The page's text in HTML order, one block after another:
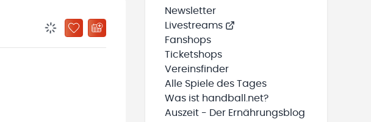
BENACHRICHTIGUNGSSTATUS WIRD GELADEN
ZU „MEINE TEAMS“ HINZUFÜGEN
Newsletter
Livestreams
Fanshops
Ticketshops
Vereinsfinder
Alle Spiele des Tages
Was ist handball.net?
Auszeit - Der Ernährungsblog